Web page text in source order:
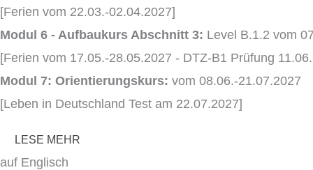
[Ferien vom 22.03.-02.04.2027]
Modul 6 - Aufbaukurs Abschnitt 3: Level B.1.2 vom
[Ferien vom 17.05.-28.05.2027 - DTZ-B1 Prüfung
Modul 7: Orientierungskurs: vom 08.06.-21.07.2027
[Leben in Deutschland Test am 22.07.2027]
LESE MEHR
auf Englisch